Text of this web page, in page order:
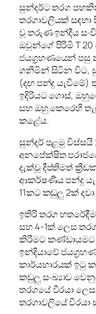
සුන්දර්ට තරග
තරගාවලියක් සඳහා
වූ තරුණ ඉන්දීය
ඔවුන්ගේ පිරිමි T
ජයග්‍රහණයෙන් පසු
ගනිමින් සිටින විට,
(දඟ පන්දු යැවීමේ)
ඉදිරියට ගොස්,
සහ ඔහු කෙරෙහි
කළේය.
සුන්දර් පළමු විස්සයි
අනපේක්ෂිත
දැක්වූ දීප්තිමත්
ආකර්ෂණීය පන්දු
11කට කඩුලු 2ක්
ඉතිරි තරග
සහ 4-1ක් ලෙස
කිරීමට
ඉන්දියාවේ
කාර්යභාරයක් ඉටු
කඩුලු සංඛ්‍යාව
තරගයේ වීරයා
තරගාවලියේ වීරයා